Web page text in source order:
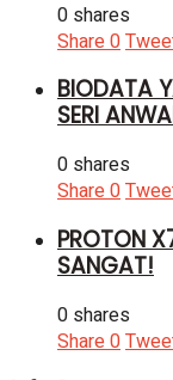
0 shares
Share0
BIODATA
SERI
0 shares
Share0
PROTON
SANGAT!
0 shares
Share0